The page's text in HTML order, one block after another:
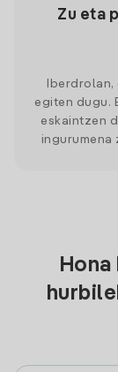
Zu eta
egiten dugu.
eskaintzen
ingurumena
Hona